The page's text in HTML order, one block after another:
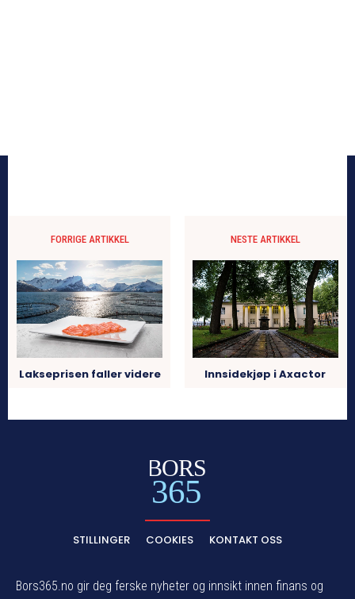
FORRIGE ARTIKKEL
Lakseprisen faller videre
NESTE ARTIKKEL
Innsidekjøp i Axactor
BORS
365
STILLINGER COOKIES KONTAKT OSS
Bors365.no gir deg ferske nyheter og innsikt innen finans og